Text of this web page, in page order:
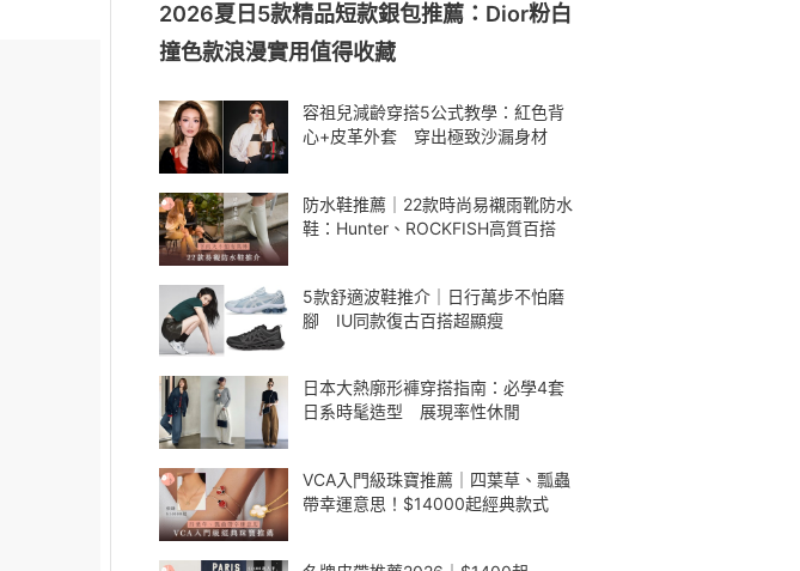
2026夏日5款精品短款銀包推薦：Dior粉白
撞色款浪漫實用值得收藏
容祖兒減齡穿搭5公式教學：紅色背
心+皮革外套 穿出極致沙漏身材
防水鞋推薦｜22款時尚易襯雨靴防水
鞋：Hunter、ROCKFISH高質百搭
5款舒適波鞋推介｜日行萬步不怕磨
腳 IU同款復古百搭超顯瘦
日本大熱廓形褲穿搭指南：必學4套
日系時髦造型 展現率性休閒
VCA入門級珠寶推薦｜四葉草、瓢蟲
帶幸運意思！$14000起經典款式